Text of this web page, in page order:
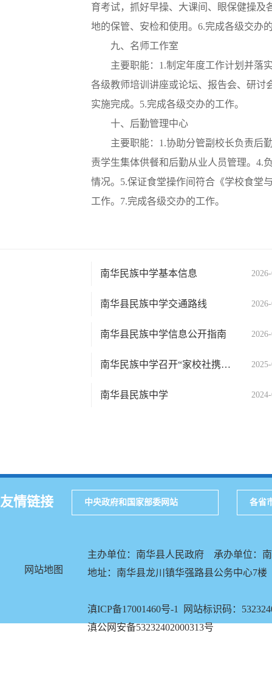
育考试，抓好早操、大课间、眼保健操及
地的保管、安检和使用。6.完成各级交办
九、名师工作室
主要职能：1.制定年度工作计划并落
各级教师培训讲座或论坛、报告会、研讨
实施完成。5.完成各级交办的工作。
十、后勤管理中心
主要职能：1.协助分管副校长负责后
责学生集体供餐和后勤从业人员管理。4.
情况。5.保证食堂操作间符合《学校食堂
工作。7.完成各级交办的工作。
南华民族中学基本信息
南华县民族中学交通路线
南华县民族中学信息公开指南
南华民族中学召开“家校社携手，助力成长”主题家长会
南华县民族中学
友情链接 中央政府和国家部委网站 各省
网站地图
主办单位：南华县人民政府 承办单位：
地址：南华县龙川镇华强路县公务中心7楼
滇ICP备17001460号-1
网站标识码：
滇公网安备53232402000313号